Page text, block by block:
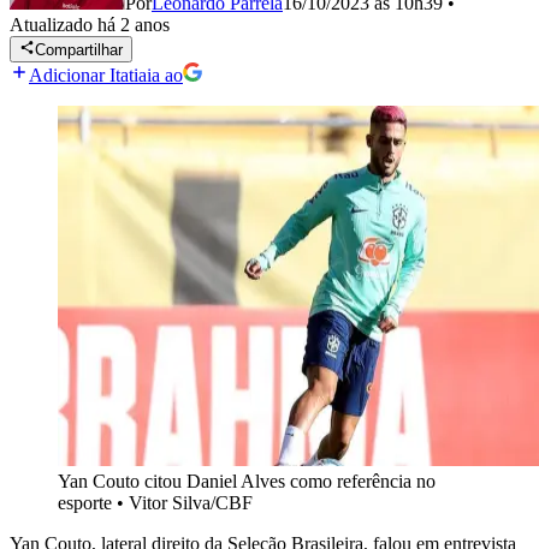
Atualizado há 2 anos
Compartilhar
Adicionar Itatiaia ao
Yan Couto citou Daniel Alves como referência no
esporte • Vitor Silva/CBF
Yan Couto, lateral direito da Seleção Brasileira, falou em entrevista